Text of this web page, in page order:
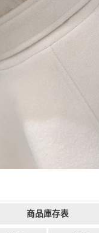
商品庫存表